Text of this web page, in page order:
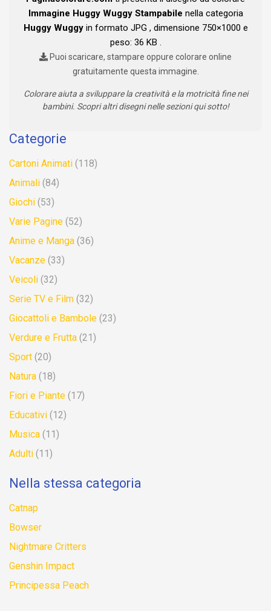
Immagine Huggy Wuggy Stampabile nella categoria
Huggy Wuggyin formato JPG , dimensione 750×1000 e
peso: 36 KB .
Puoi scaricare, stampare oppure colorare online
gratuitamente questa immagine.
Colorare aiuta a sviluppare la creatività e la motricità fine nei
bambini. Scopri altri disegni nelle sezioni qui sotto!
Categorie
Cartoni Animati (118)
Animali (84)
Giochi (53)
Varie Pagine (52)
Anime e Manga (36)
Vacanze (33)
Veicoli (32)
Serie TV e Film (32)
Giocattoli e Bambole (23)
Verdure e Frutta (21)
Sport (20)
Natura (18)
Fiori e Piante (17)
Educativi (12)
Musica (11)
Adulti (11)
Nella stessa categoria
Catnap
Bowser
Nightmare Critters
Genshin Impact
Principessa Peach